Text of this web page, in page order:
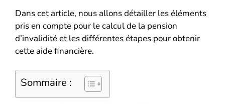
Dans cet article, nous allons détailler les éléments
pris en compte pour le calcul de la pension
d’invalidité et les différentes étapes pour obtenir
cette aide financière.
Sommaire :